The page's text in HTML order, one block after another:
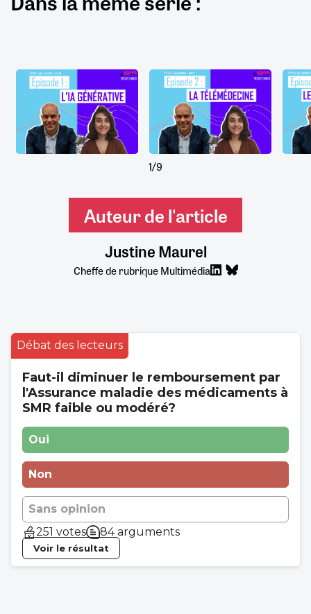
1/9
Auteur de l'article
Justine Maurel
Cheffe de rubrique Multimédia
Débat des lecteurs
Faut-il diminuer le remboursement par
l'Assurance maladie des médicaments à
SMR faible ou modéré?
Oui
Non
Sans opinion
251 votes
84 arguments
Voir le résultat